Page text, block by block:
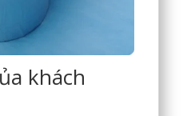
khách